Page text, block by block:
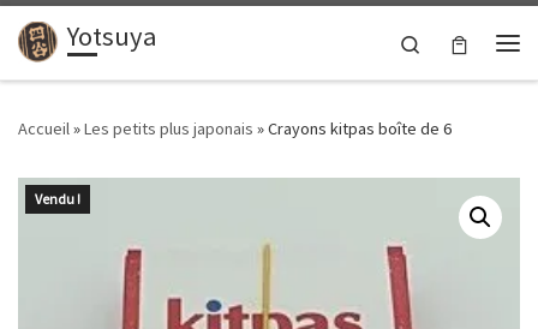
Passer au contenu
Yotsuya
Search
Accueil»Les petits plus japonais »Crayons kitpas boîte de 6
Vendu !